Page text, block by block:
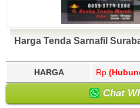
Harga Tenda Sarnafil
HARGA Rp.
Chat